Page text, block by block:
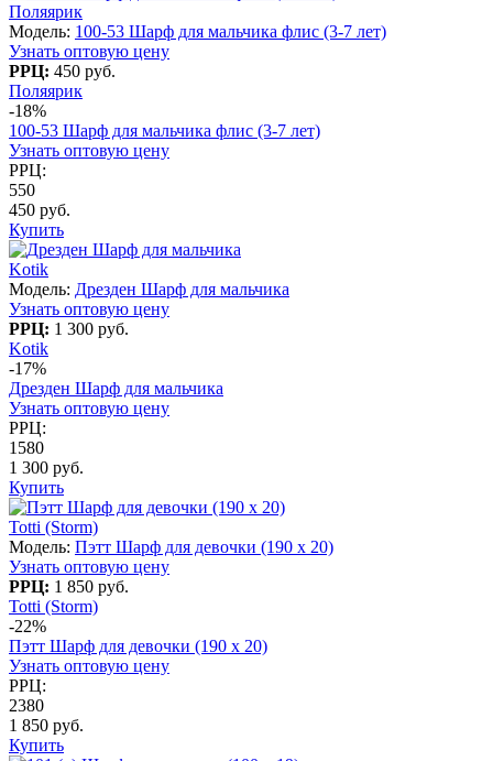
Поляярик
Модель: 100-53 Шарф для мальчика флис (3-7 лет)
Узнать оптовую цену
РРЦ: 450 руб.
Поляярик
-18%
100-53 Шарф для мальчика флис (3-7 лет)
Узнать оптовую цену
РРЦ:
550
450 руб.
Купить
Kotik
Модель: Дрезден Шарф для мальчика
Узнать оптовую цену
РРЦ: 1 300 руб.
Kotik
-17%
Дрезден Шарф для мальчика
Узнать оптовую цену
РРЦ:
1580
1 300 руб.
Купить
Totti (Storm)
Модель: Пэтт Шарф для девочки (190 x 20)
Узнать оптовую цену
РРЦ: 1 850 руб.
Totti (Storm)
-22%
Пэтт Шарф для девочки (190 x 20)
Узнать оптовую цену
РРЦ:
2380
1 850 руб.
Купить